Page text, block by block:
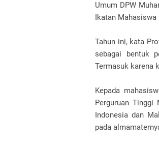
Umum DPW
Ikatan Mahasiswa
Tahun ini, kata
sebagai bentuk
Termasuk karena
Kepada
Perguruan
Indonesia dan
pada